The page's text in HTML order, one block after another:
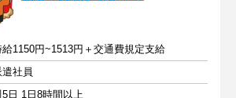
給1150円~1513円＋交通費規定支給
遣社員
5日 1日8時間以上